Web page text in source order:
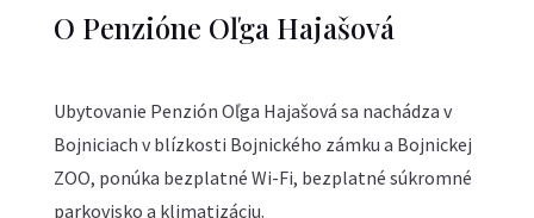
O Penzióne Oľga Hajašová
Ubytovanie Penzión Oľga Hajašová sa nachádza v
Bojniciach v blízkosti Bojnického zámku a Bojnickej
ZOO, ponúka bezplatné Wi-Fi, bezplatné súkromné
parkovisko a klimatizáciu.